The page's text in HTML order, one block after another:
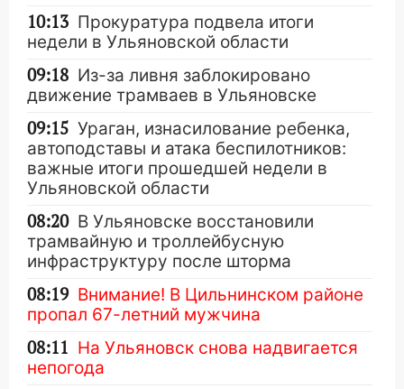
10:13 Прокуратура подвела итоги
недели в Ульяновской области
09:18 Из-за ливня заблокировано
движение трамваев в Ульяновске
09:15 Ураган, изнасилование ребенка,
автоподставы и атака беспилотников:
важные итоги прошедшей недели в
Ульяновской области
08:20 В Ульяновске восстановили
трамвайную и троллейбусную
инфраструктуру после шторма
08:19 Внимание! В Цильнинском районе
пропал 67-летний мужчина
08:11 На Ульяновск снова надвигается
непогода